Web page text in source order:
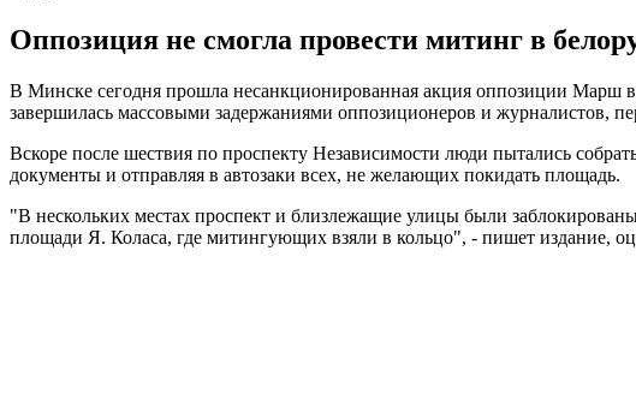
Оппозиция не смогла провести митинг в
В Минске сегодня прошла несанкционированная акция оппозиции Марш
завершилась массовыми задержаниями оппозиционеров и журналистов,
Вскоре после шествия по проспекту Независимости люди пытались
документы и отправляя в автозаки всех, не желающих покидать площадь.
"В нескольких местах проспект и близлежащие улицы были
площади Я. Коласа, где митингующих взяли в кольцо", - пишет издание,